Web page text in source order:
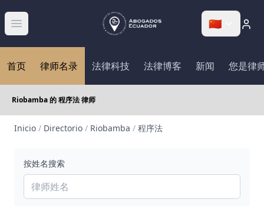
Abrir menú 🇨🇳
首页 律师名录 法律科技 法律博客 新闻 您是律
Riobamba 的 程序法 律师
Inicio / Directorio / Riobamba / 程序法
按姓名搜索